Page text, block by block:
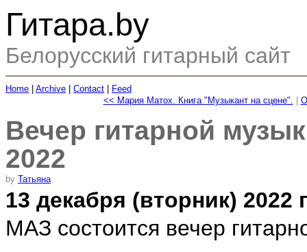
Гитара.by
Белорусский гитарный сайт
Home Archive Contact
Feed
<< Мария Матох. Книга "Музыкант на сцене".
Вечер гитарной
2022
by Татьяна
13 декабря (вторник) 2022
МАЗ состоится вечер